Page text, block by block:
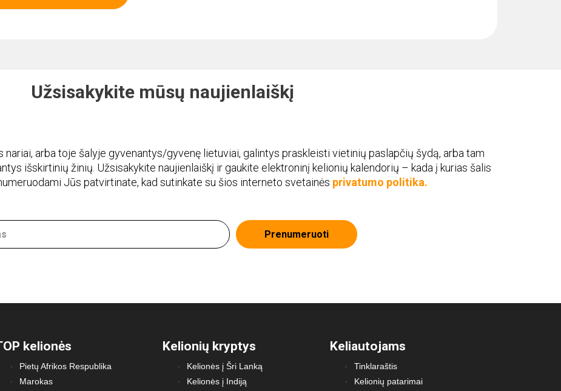
Užsisakykite mūsų naujienlaiškį
nariai, arba toje šalyje gyvenantys/gyvenę lietuviai, galintys praskleisti vietinių paslapčių šydą, arba tam
išskirtinių žinių. Užsisakykite naujienlaiškį ir gaukite elektroninį kelionių kalendorių – kada į kurias šalis
Jūs patvirtinate, kad sutinkate su šios interneto svetainės privatumo politika.
Prenumeruoti
kelionės
Pietų Afrikos Respublika
Marokas
Kelionių kryptys
Kelionės į Šri Lanką
Kelionės į Indiją
Keliautojams
Tinklaraštis
Kelionių patarimai